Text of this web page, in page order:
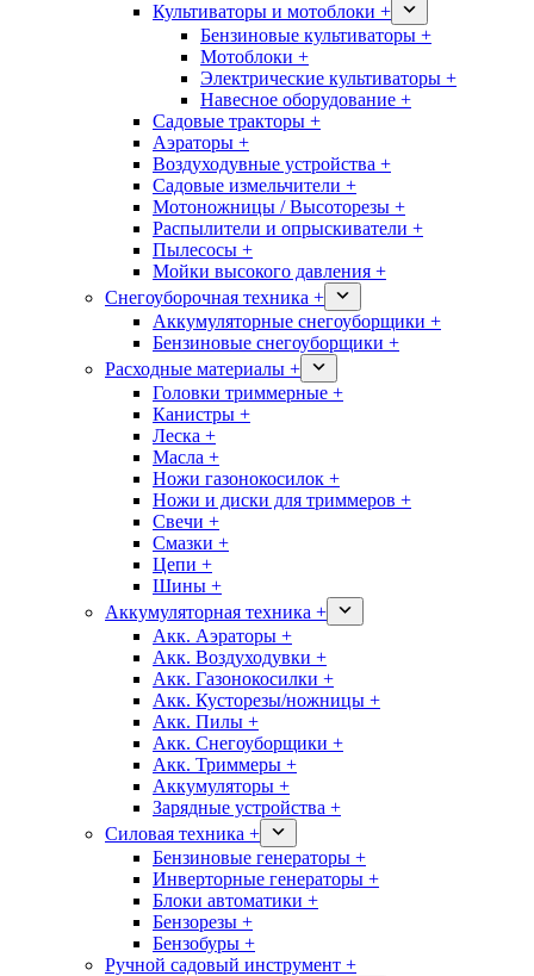
Культиваторы и мотоблоки +
Бензиновые культиваторы +
Мотоблоки +
Электрические культиваторы +
Навесное оборудование +
Садовые тракторы +
Аэраторы +
Воздуходувные устройства +
Садовые измельчители +
Мотоножницы / Высоторезы +
Распылители и опрыскиватели +
Пылесосы +
Мойки высокого давления +
Снегоуборочная техника +
Аккумуляторные снегоуборщики +
Бензиновые снегоуборщики +
Расходные материалы +
Головки триммерные +
Канистры +
Леска +
Масла +
Ножи газонокосилок +
Ножи и диски для триммеров +
Свечи +
Смазки +
Цепи +
Шины +
Аккумуляторная техника +
Акк. Аэраторы +
Акк. Воздуходувки +
Акк. Газонокосилки +
Акк. Кусторезы/ножницы +
Акк. Пилы +
Акк. Снегоуборщики +
Акк. Триммеры +
Аккумуляторы +
Зарядные устройства +
Силовая техника +
Бензиновые генераторы +
Инверторные генераторы +
Блоки автоматики +
Бензорезы +
Бензобуры +
Ручной садовый инструмент +